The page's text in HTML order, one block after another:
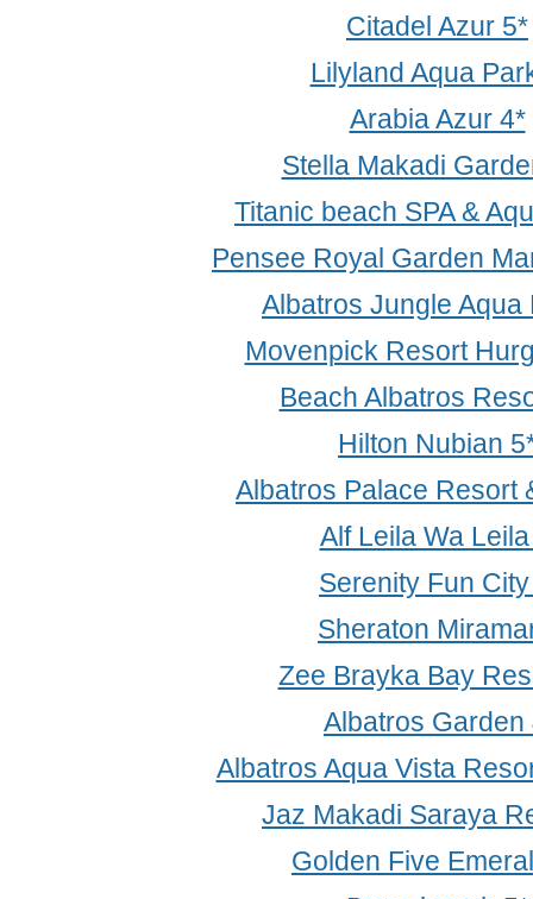
Citadel Azur 5*
Lilyland Aqua
Arabia Azur 4*
Stella Makadi
Titanic beach SPA &
Pensee Royal Garden
Albatros Jungle Aqua
Movenpick Resort
Beach Albatros
Hilton Nubian
Albatros Palace Resort
Alf Leila Wa
Serenity Fun
Sheraton
Zee Brayka Bay
Albatros Garden
Albatros Aqua Vista
Jaz Makadi Saraya
Golden Five